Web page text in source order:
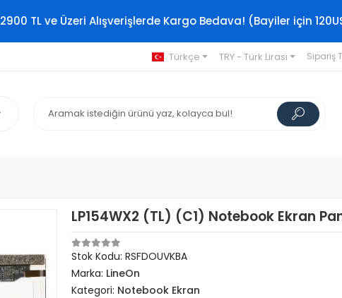
2900 TL ve Üzeri Alışverişlerde Kargo Bedava! (Bayiler için
Türkçe TRY - Türk Lirası Sipariş
LP154WX2 (TL) (C1) Notebook Ekran
Stok Kodu: RSFDOUVKBA
Marka: LineOn
Kategori: Notebook Ekran